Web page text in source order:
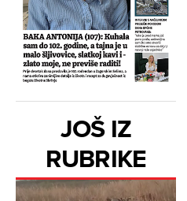
JOŠ IZ
RUBRIKE